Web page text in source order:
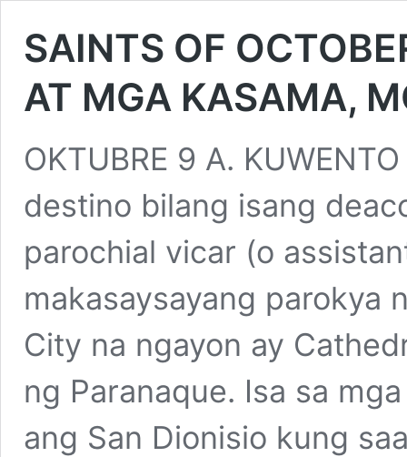
SAINTS OF
AT MGA KASAMA,
OKTUBRE 9 A.
destino bilang isang
parochial vicar (o
makasaysayang parokya
City na ngayon ay
ng Paranaque. Isa sa
ang San Dionisio kung